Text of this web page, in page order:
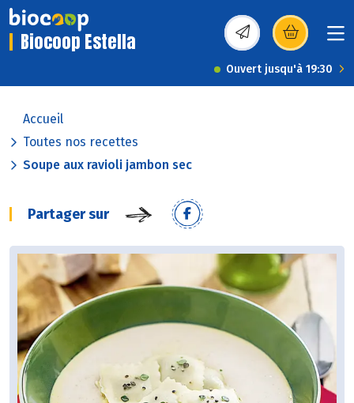
Biocoop Estella (s’ouvre dans une
Ouvert jusqu'à 19:30
Accueil
Toutes nos recettes
Soupe aux ravioli jambon sec
Partager sur